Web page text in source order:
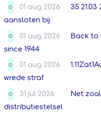
O 01 aug 2026
35
aansloten bij
O 01 aug 2026
Back to
since 1944
O 01 aug 2026
wrede straf
O 31 jul 2026
Net
distributiestelsel